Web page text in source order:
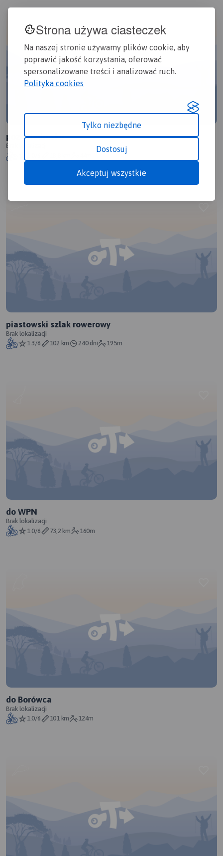
Strona używa ciasteczek
Na naszej stronie używamy plików cookie, aby
poprawić jakość korzystania, oferować
spersonalizowane treści i analizować ruch.
Polityka cookies
Tylko niezbędne
Dostosuj
Akceptuj wszystkie
poz -biedrusko
Brak lokalizacji
piastowski szlak rowerowy
Brak lokalizacji
1.3/6
102 km 240 dni 195m
do WPN
Brak lokalizacji
1.0/6
73,2 km 160m
do Borówca
Brak lokalizacji
1.0/6
101 km 124m